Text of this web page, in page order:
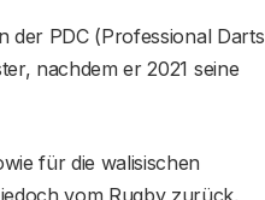
der PDC (Professional Darts
nachdem er 2021 seine
für die walisischen
vom Rugby zurück,